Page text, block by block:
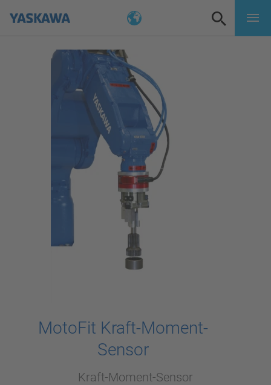
MotoFit Kraft-Moment-
Sensor
Kraft-Moment-Sensor